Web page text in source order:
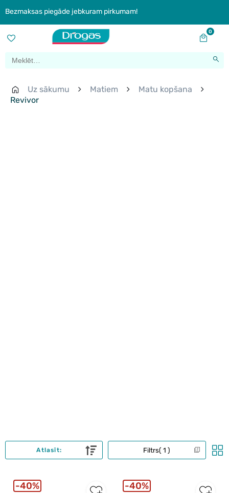
Bezmaksas piegāde jebkuram pirkumam!
0
Uz sākumu Matiem
Matu kopšana
Revivor
Filtrs 1
Atlasīt:
40% 40%